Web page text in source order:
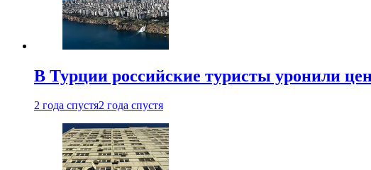
В Турции российские туристы уронили
2 года спустя2 года спустя